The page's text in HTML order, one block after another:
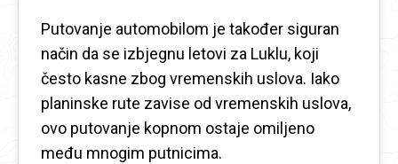
Putovanje automobilom je također siguran
način da se izbjegnu letovi za Luklu, koji
često kasne zbog vremenskih uslova. Iako
planinske rute zavise od vremenskih uslova,
ovo putovanje kopnom ostaje omiljeno
među mnogim putnicima.